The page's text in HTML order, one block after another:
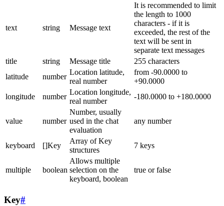
text string Message text
It is recommended to limit
the length to 1000
characters - if it is
exceeded, the rest of the
text will be sent in
separate text messages
title
string Message title
255 characters
latitude
number
Location latitude,
real number
from -90.0000 to
+90.0000
longitude
number
Location longitude,
real number
-180.0000 to +180.0000
value number
Number, usually
used in the chat
evaluation
any number
keyboard []Key
Array of Key
structures
7 keys
multiple boolean
Allows multiple
selection on the
keyboard, boolean
true or false
Key#